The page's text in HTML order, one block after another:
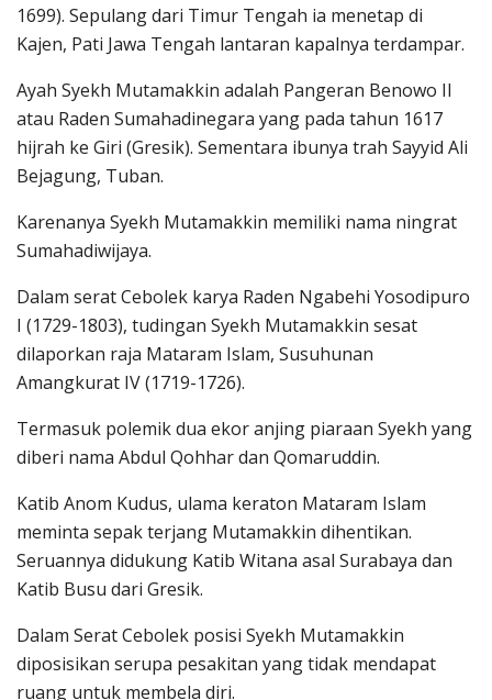
1699). Sepulang dari Timur Tengah ia menetap di
Kajen, Pati Jawa Tengah lantaran kapalnya terdampar.
Ayah Syekh Mutamakkin adalah Pangeran Benowo II
atau Raden Sumahadinegara yang pada tahun 1617
hijrah ke Giri (Gresik). Sementara ibunya trah Sayyid Ali
Bejagung, Tuban.
Karenanya Syekh Mutamakkin memiliki nama ningrat
Sumahadiwijaya.
Dalam serat Cebolek karya Raden Ngabehi Yosodipuro
I (1729-1803), tudingan Syekh Mutamakkin sesat
dilaporkan raja Mataram Islam, Susuhunan
Amangkurat IV (1719-1726).
Termasuk polemik dua ekor anjing piaraan Syekh yang
diberi nama Abdul Qohhar dan Qomaruddin.
Katib Anom Kudus, ulama keraton Mataram Islam
meminta sepak terjang Mutamakkin dihentikan.
Seruannya didukung Katib Witana asal Surabaya dan
Katib Busu dari Gresik.
Dalam Serat Cebolek posisi Syekh Mutamakkin
diposisikan serupa pesakitan yang tidak mendapat
ruang untuk membela diri.